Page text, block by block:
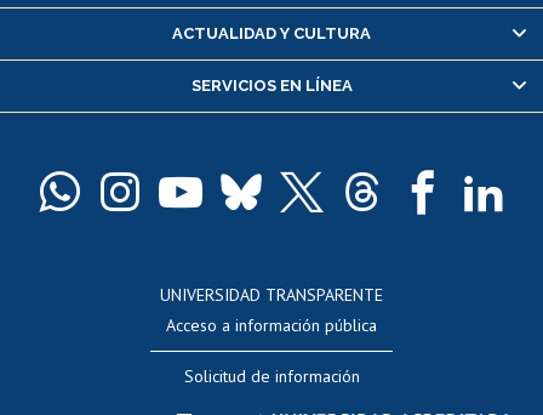
Servicio médico y dental
Pago de arancel y crédito alumnos
Docentes
Evaluación docente
ACTUALIDAD Y CULTURA
SERVICIOS EN LÍNEA
UNIVERSIDAD TRANSPARENTE
Acceso a información pública
Solicitud de información